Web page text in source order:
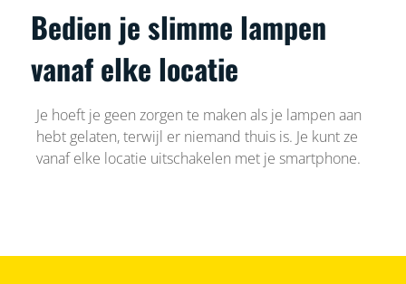
Bedien je slimme lampen
vanaf elke locatie
Je hoeft je geen zorgen te maken als je lampen aan
hebt gelaten, terwijl er niemand thuis is. Je kunt ze
vanaf elke locatie uitschakelen met je smartphone.